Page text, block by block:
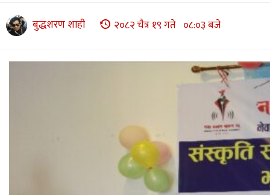
बुद्धशरण शाही २०८२ चैत्र १९ गते ०८:०३ बजे